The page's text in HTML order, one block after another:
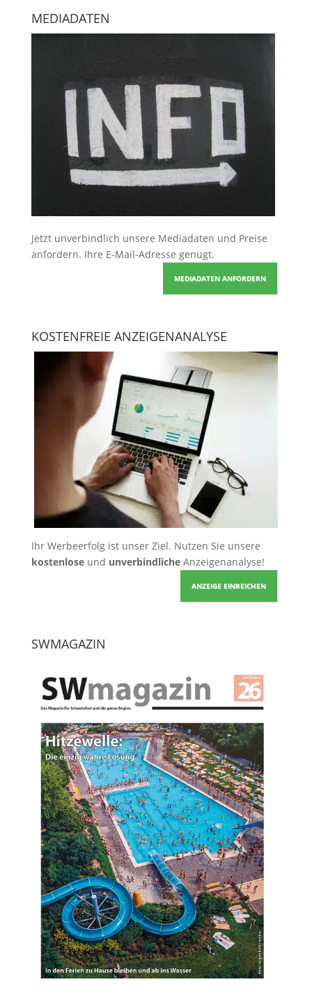
MEDIADATEN
Jetzt unverbindlich unsere Mediadaten und Preise
anfordern. Ihre E-Mail-Adresse genügt.
MEDIADATEN ANFORDERN
KOSTENFREIE ANZEIGENANALYSE
Ihr Werbeerfolg ist unser Ziel. Nutzen Sie unsere
kostenloseund unverbindlicheAnzeigenanalyse!
ANZEIGE EINREICHEN
SWMAGAZIN